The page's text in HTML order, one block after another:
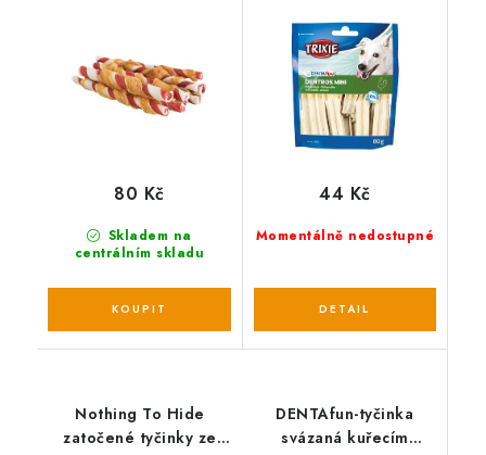
Skladem na
centrálním skladu
80 Kč
Momentálně nedostupné
44 Kč
Nothing To Hide
zatočené tyčinky ze
DENTAfun-tyčinka
svázaná kuřecím